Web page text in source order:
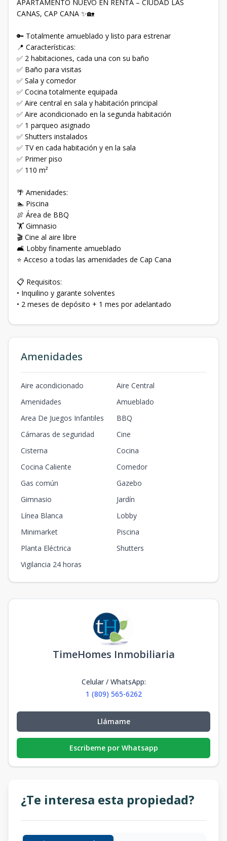
APARTAMENTO NUEVO EN RENTA – CIUDAD LAS
CANAS, CAP CANA ✨🏡
🔑 Totalmente amueblado y listo para estrenar
📍 Características:
✅ 2 habitaciones, cada una con su baño
✅ Baño para visitas
✅ Sala y comedor
✅ Cocina totalmente equipada
✅ Aire central en sala y habitación principal
✅ Aire acondicionado en la segunda habitación
✅ 1 parqueo asignado
✅ Shutters instalados
✅ TV en cada habitación y en la sala
✅ Primer piso
✅ 110 m²
🌴 Amenidades:
🏊 Piscina
🍖 Área de BBQ
🏋️ Gimnasio
🎬 Cine al aire libre
🛋️ Lobby finamente amueblado
⭐ Acceso a todas las amenidades de Cap Cana
📋 Requisitos:
• Inquilino y garante solventes
• 2 meses de depósito + 1 mes por adelantado
Amenidades
Aire acondicionado
Aire Central
Amenidades
Amueblado
Area De Juegos Infantiles
BBQ
Cámaras de seguridad
Cine
Cisterna
Cocina
Cocina Caliente
Comedor
Gas común
Gazebo
Gimnasio
Jardín
Línea Blanca
Lobby
Minimarket
Piscina
Planta Eléctrica
Shutters
Vigilancia 24 horas
TimeHomes Inmobiliaria
Celular / WhatsApp:
1 (809) 565-6262
Llámame
Escribeme por Whatsapp
¿Te interesa esta propiedad?